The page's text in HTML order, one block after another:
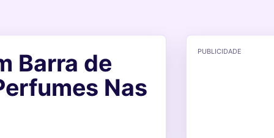
Barra de
Nas
PUBLICIDADE